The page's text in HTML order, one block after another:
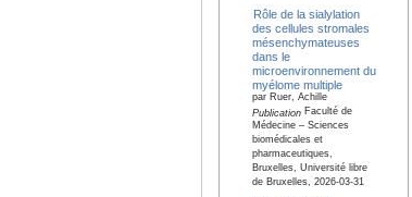
Rôle de la sialylation
des cellules stromales
mésenchymateuses
dans le
microenvironnement du
myélome multiple
par Ruer, Achille
PublicationFaculté de
Médecine – Sciences
biomédicales et
pharmaceutiques,
Bruxelles, Université libre
de Bruxelles, 2026-03-31